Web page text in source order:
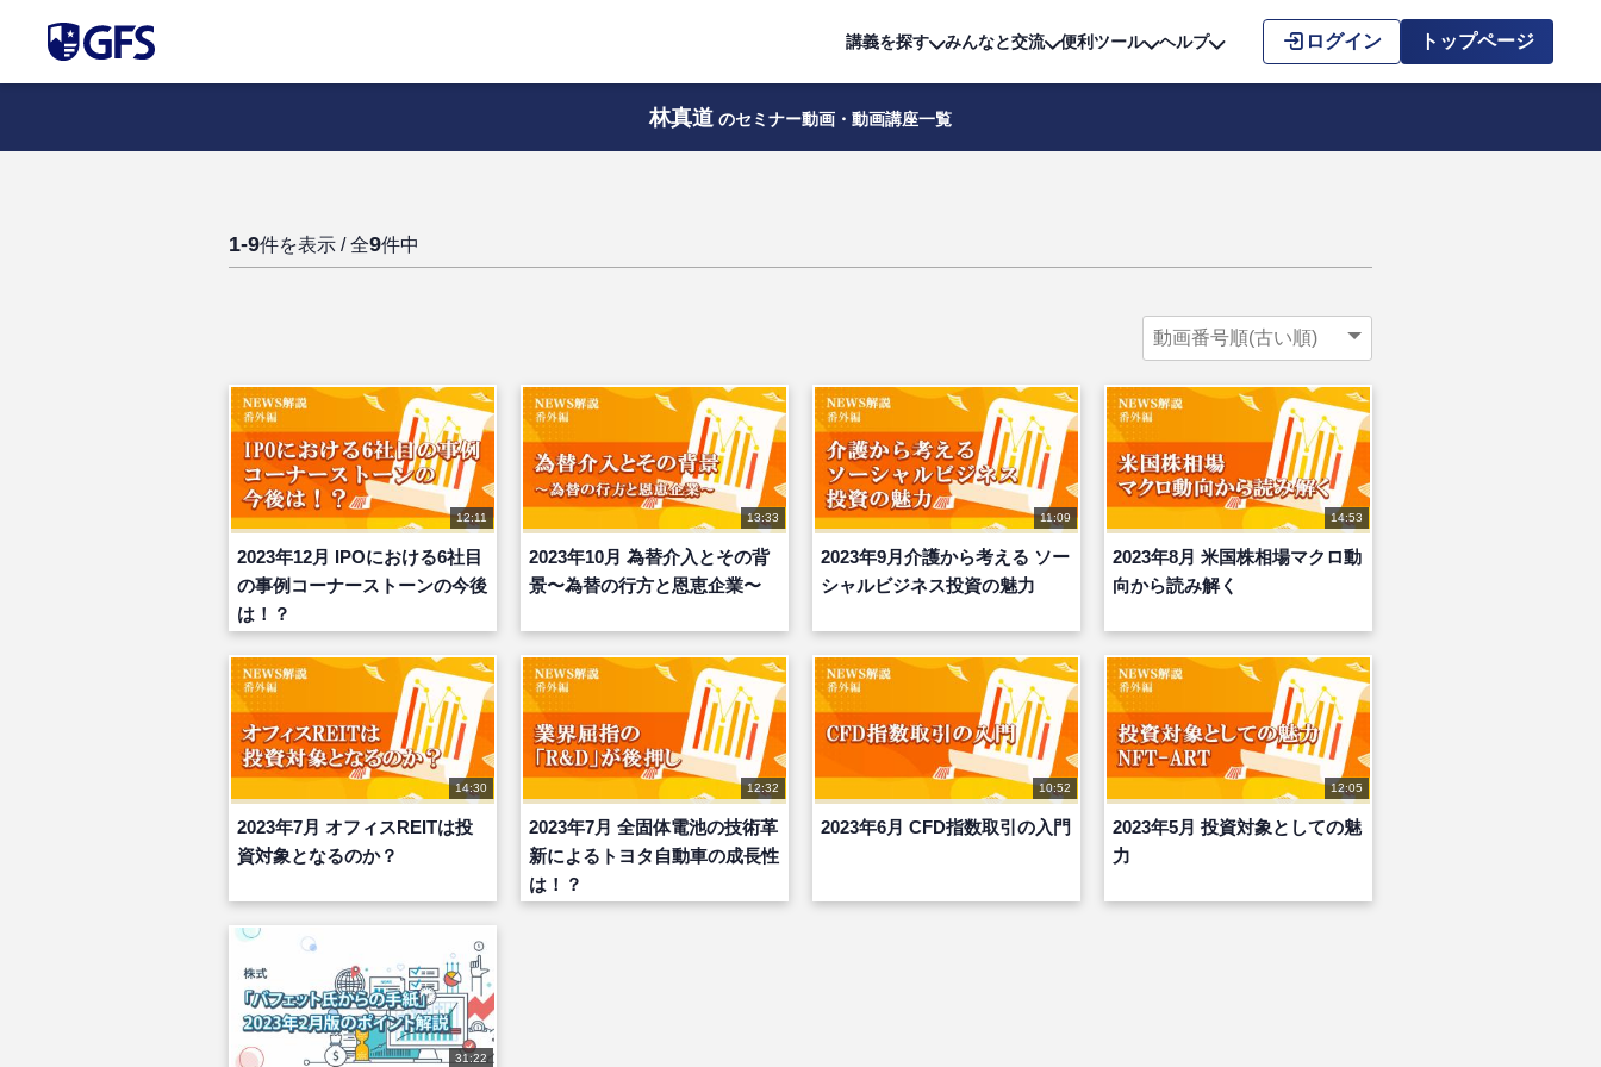
講義を探す みんなと交流 便利ツール ヘルプ ログイン トップページ
林真道 のセミナー動画・動画講座一覧
1-9件を表示 / 全9件中
12:11
2023年12月 IPOにおける6社目
の事例コーナーストーンの今後
は！？
13:33
2023年10月 為替介入とその背
景〜為替の行方と恩恵企業〜
11:09
2023年9月介護から考える ソー
シャルビジネス投資の魅力
14:53
2023年8月 米国株相場マクロ動
向から読み解く
14:30
2023年7月 オフィスREITは投
資対象となるのか？
12:32
2023年7月 全固体電池の技術革
新によるトヨタ自動車の成長性
は！？
10:52
2023年6月 CFD指数取引の入門
12:05
2023年5月 投資対象としての魅
力
31:22